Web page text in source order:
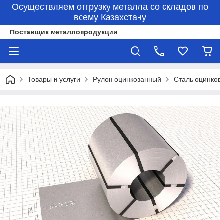
Осуществляем отгрузку металла со складов по
всему Казахстану
Поставщик металлопродукции
Товары и услуги Рулон оцинкованный Сталь